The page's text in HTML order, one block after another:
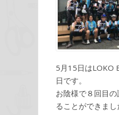
5月15日はLOKO
日です。
お陰様で８回目の
ることができまし